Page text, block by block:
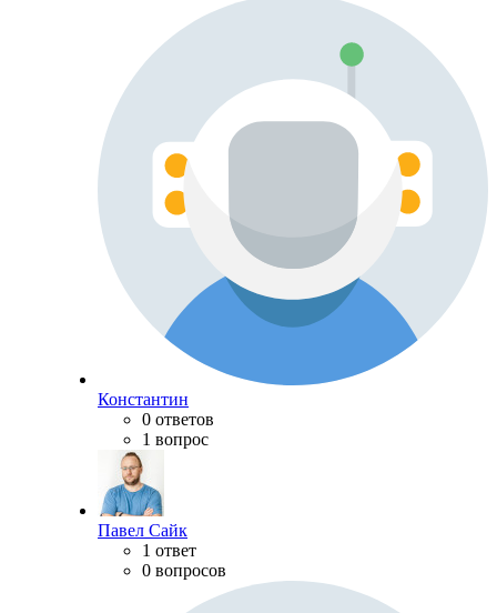
Константин
0 ответов
1 вопрос
Павел Сайк
1 ответ
0 вопросов